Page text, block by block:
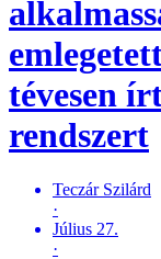
tévesen
rendszert
Teczár Szilárd
·
Július 27.
·